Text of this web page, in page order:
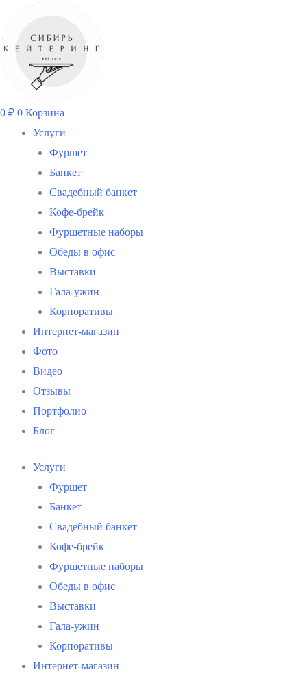
содержимому
0 ₽ 0 Корзина
Услуги
Фуршет
Банкет
Свадебный банкет
Кофе-брейк
Фуршетные наборы
Обеды в офис
Выставки
Гала-ужин
Корпоративы
Интернет-магазин
Фото
Видео
Отзывы
Портфолио
Блог
Услуги
Фуршет
Банкет
Свадебный банкет
Кофе-брейк
Фуршетные наборы
Обеды в офис
Выставки
Гала-ужин
Корпоративы
Интернет-магазин